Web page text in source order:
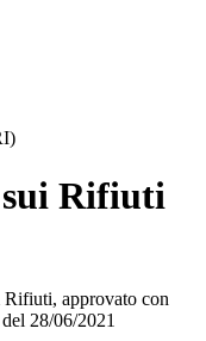
sui Rifiuti
approvato con
28/06/2021